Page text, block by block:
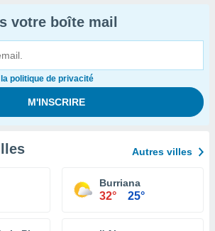
votre boîte mail
politique de privacité
Autres villes
Burriana
32° 25°